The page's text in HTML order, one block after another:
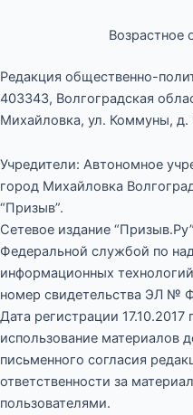
Возрастное
Редакция общественно-
403343, Волгоградская
Михайловка, ул. Коммуны, д.
Учредители: Автономное
город Михайловка
“Призыв”.
Сетевое издание
Федеральной службой по
информационных
номер свидетельства ЭЛ №
Дата регистрации
использование материалов
письменного согласия
ответственности за
пользователями.